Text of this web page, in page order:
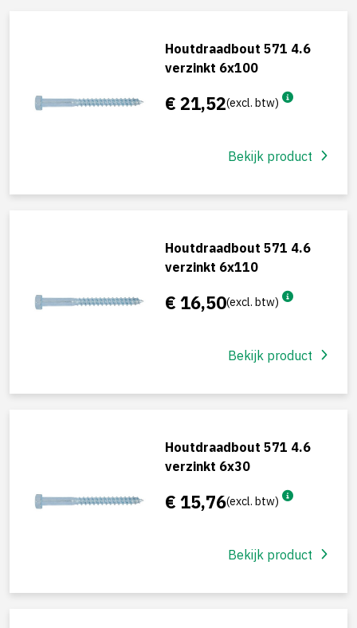
Houtdraadbout 571 4.6
verzinkt 6x100
€ 21,52(excl. btw)
Bekijk product
Houtdraadbout 571 4.6
verzinkt 6x110
€ 16,50(excl. btw)
Bekijk product
Houtdraadbout 571 4.6
verzinkt 6x30
€ 15,76(excl. btw)
Bekijk product